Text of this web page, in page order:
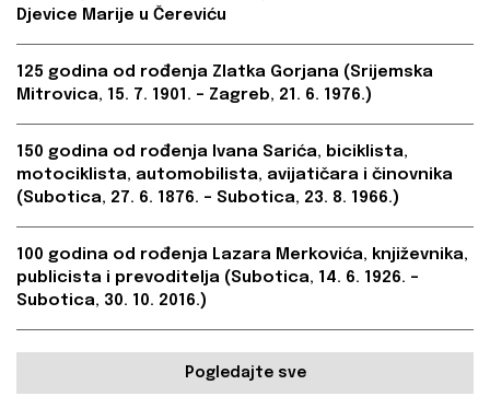
Djevice Marije u Čereviću
125 godina od rođenja Zlatka Gorjana (Srijemska
Mitrovica, 15. 7. 1901. – Zagreb, 21. 6. 1976.)
150 godina od rođenja Ivana Sarića, biciklista,
motociklista, automobilista, avijatičara i činovnika
(Subotica, 27. 6. 1876. – Subotica, 23. 8. 1966.)
100 godina od rođenja Lazara Merkovića, književnika,
publicista i prevoditelja (Subotica, 14. 6. 1926. –
Subotica, 30. 10. 2016.)
Pogledajte sve